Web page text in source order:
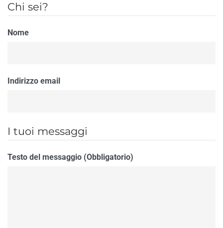
Chi sei?
Nome
Indirizzo email
I tuoi messaggi
Testo del messaggio (Obbligatorio)